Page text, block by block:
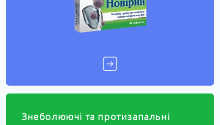
Знеболюючі та протизапальні